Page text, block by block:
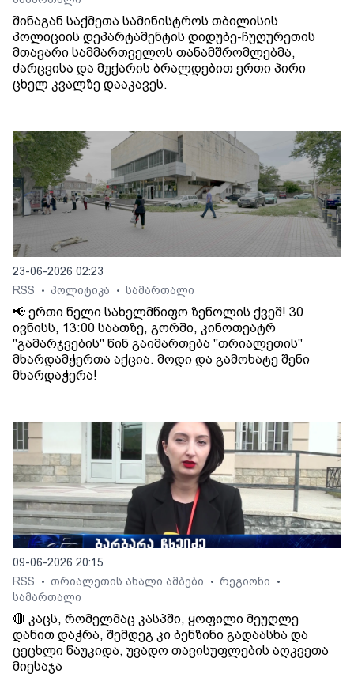
შინაგან საქმეთა სამინისტროს თბილისის
პოლიციის დეპარტამენტის დიდუბე-ჩუღურეთის
მთავარი სამმართველოს თანამშრომლებმა,
ძარცვისა და მუქარის ბრალდებით ერთი პირი
ცხელ კვალზე დააკავეს.
23-06-2026 02:23
RSS
• პოლიტიკა • სამართალი
📢 ერთი წელი სახელმწიფო ზეწოლის ქვეშ! 30
ივნისს, 13:00 საათზე, გორში, კინოთეატრ
"გამარჯვების" წინ გაიმართება "თრიალეთის"
მხარდამჭერთა აქცია. მოდი და გამოხატე შენი
მხარდაჭერა!
09-06-2026 20:15
RSS
• თრიალეთის ახალი ამბები • რეგიონი •
სამართალი
🔴 კაცს, რომელმაც კასპში, ყოფილი მეუღლე
დანით დაჭრა, შემდეგ კი ბენზინი გადაასხა და
ცეცხლი წაუკიდა, უვადო თავისუფლების აღკვეთა
მიესაჯა